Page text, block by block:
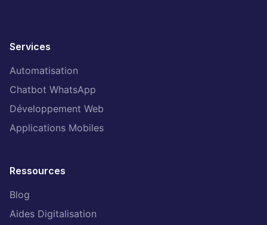
Services
Automatisation
Chatbot WhatsApp
Développement Web
Applications Mobiles
Ressources
Blog
Aides Digitalisation